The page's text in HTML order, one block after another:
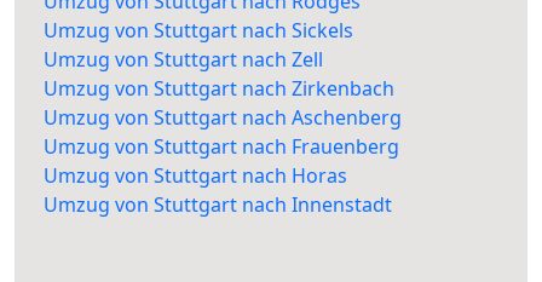
Umzug von Stuttgart nach Sickels
Umzug von Stuttgart nach Zell
Umzug von Stuttgart nach Zirkenbach
Umzug von Stuttgart nach Aschenberg
Umzug von Stuttgart nach Frauenberg
Umzug von Stuttgart nach Horas
Umzug von Stuttgart nach Innenstadt